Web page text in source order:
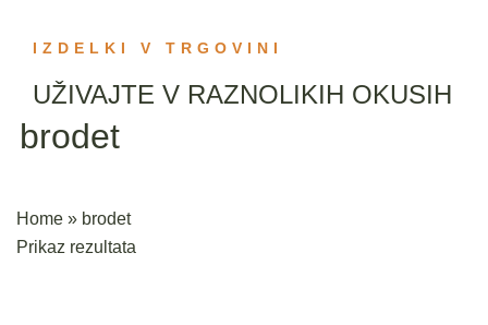
IZDELKI V TRGOVINI
UŽIVAJTE V RAZNOLIKIH OKUSIH
brodet
Home » brodet
Prikaz rezultata